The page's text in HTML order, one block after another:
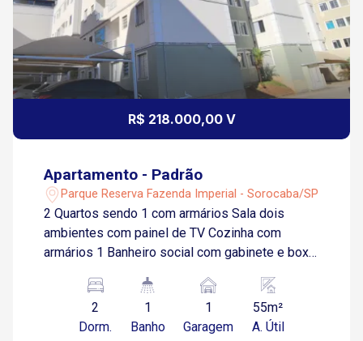
R$ 218.000,00 V
Apartamento - Padrão
Parque Reserva Fazenda Imperial - Sorocaba/SP
2 Quartos sendo 1 com armários Sala dois
ambientes com painel de TV Cozinha com
armários 1 Banheiro social com gabinete e box
garagens sendo 1 coberta Condomínio Oferece:
Área gourmet Churrasqueira Jardim Piscina
Playground Salão de festa Mercadinho
2
Dorm.
1
Banho
1
Garagem
55m²
A. Útil